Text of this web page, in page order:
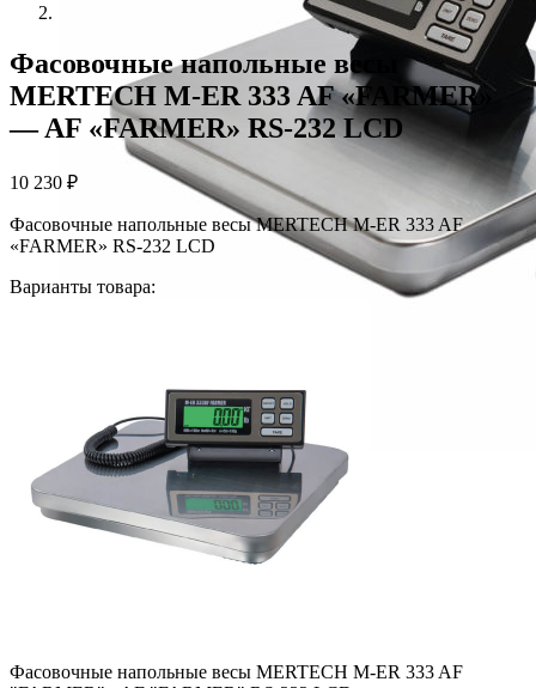
Фасовочные напольные весы
MERTECH M-ER 333 AF «FARMER»
— AF «FARMER» RS-232 LCD
10 230 ₽
Фасовочные напольные весы MERTECH M-ER 333 AF
«FARMER» RS-232 LCD
Варианты товара:
Фасовочные напольные весы MERTECH M-ER 333 AF